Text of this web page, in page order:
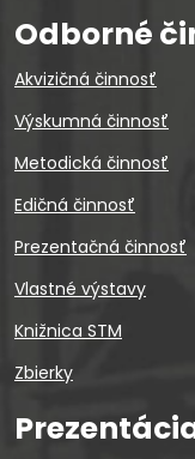
Odborné
Akvizičná činnosť
Výskumná činnosť
Metodická činnosť
Edičná činnosť
Prezentačná činnosť
Vlastné výstavy
Knižnica STM
Zbierky